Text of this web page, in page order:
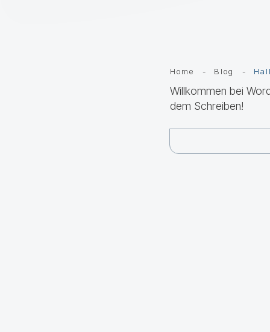
Home - Blog -
Willkommen bei
dem Schreiben!